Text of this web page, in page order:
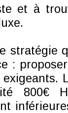
et à
stratégie
:
800€